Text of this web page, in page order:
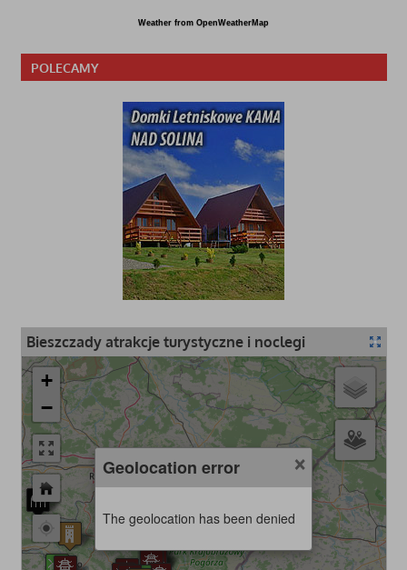
Weather from OpenWeatherMap
POLECAMY
Bieszczady atrakcje turystyczne i noclegi
+
−
×
Geolocation error
The geolocation has been denied